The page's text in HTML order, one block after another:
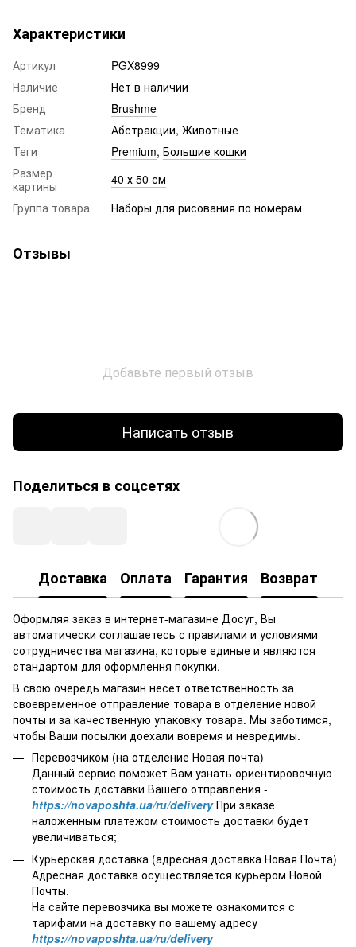
Характеристики
Артикул
PGX8999
Наличие
Нет в наличии
Бренд
Brushme
Тематика
Абстракции, Животные
Теги
Premium, Большие кошки
Размер
картины
40 х 50 см
Группа товара
Наборы для рисования по номерам
Отзывы
Добавьте первый отзыв
Написать отзыв
Поделиться в соцсетях
Доставка Оплата Гарантия Возврат
Оформляя заказ в интернет-магазине Досуг, Вы
автоматически соглашаетесь с правилами и условиями
сотрудничества магазина, которые единые и являются
стандартом для оформлення покупки.
В свою очередь магазин несет ответственность за
своевременное отправление товара в отделение новой
почты и за качественную упаковку товара. Мы заботимся,
чтобы Ваши посылки доехали вовремя и невредимы.
Перевозчиком (на отделение Новая почта)
Данный сервис поможет Вам узнать ориентировочную
стоимость доставки Вашего отправления -
https://novaposhta.ua/ru/deliveryПри заказе
наложенным платежом стоимость доставки будет
увеличиваться;
Курьерская доставка (адресная доставка Новая Почта)
Адресная доставка осуществляется курьером Новой
Почты.
На сайте перевозчика вы можете ознакомится с
тарифами на доставку по вашему адресу
https://novaposhta.ua/ru/delivery